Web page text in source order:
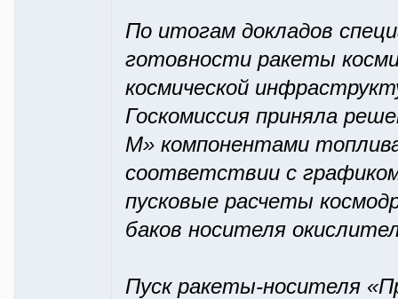
По итогам докладов
готовности ракеты
космической
Госкомиссия приняла
М» компонентами
соответствии с
пусковые расчеты
баков носителя
Пуск ракеты-носителя